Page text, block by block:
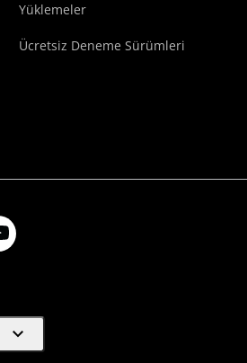
Yüklemeler
Ücretsiz Deneme Sürümleri
expand_more